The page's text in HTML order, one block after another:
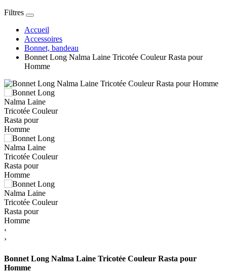
Filtres
Accueil
Accessoires
Bonnet, bandeau
Bonnet Long Nalma Laine Tricotée Couleur Rasta pour
Homme
‹
›
Bonnet Long Nalma Laine Tricotée Couleur Rasta pour
Homme